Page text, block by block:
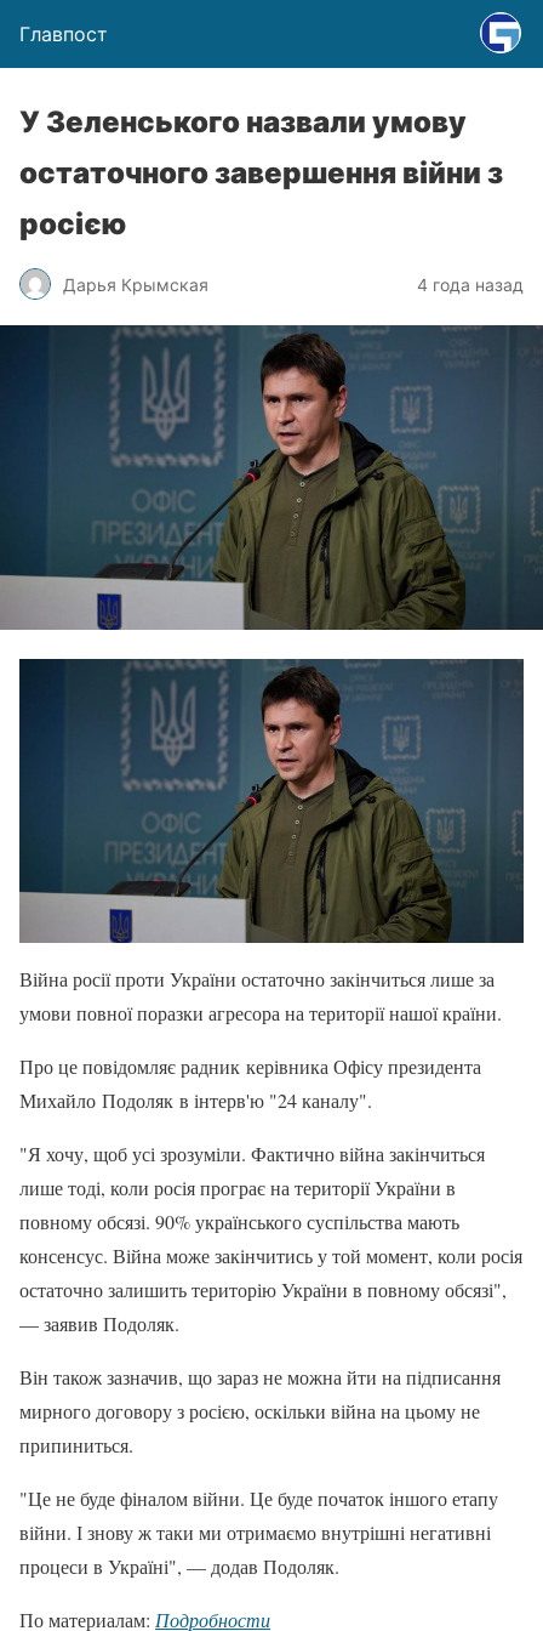
Главпост
У Зеленського назвали умову
остаточного завершення війни з
росією
Дарья Крымская 4 года назад
Війна росії проти України остаточно закінчиться лише за
умови повної поразки агресора на території нашої країни.
Про це повідомляє радник керівника Офісу президента
Михайло Подоляк в інтерв'ю "24 каналу".
"Я хочу, щоб усі зрозуміли. Фактично війна закінчиться
лише тоді, коли росія програє на території України в
повному обсязі. 90% українського суспільства мають
консенсус. Війна може закінчитись у той момент, коли росія
остаточно залишить територію України в повному обсязі",
— заявив Подоляк.
Він також зазначив, що зараз не можна йти на підписання
мирного договору з росією, оскільки війна на цьому не
припиниться.
"Це не буде фіналом війни. Це буде початок іншого етапу
війни. І знову ж таки ми отримаємо внутрішні негативні
процеси в Україні", — додав Подоляк.
По материалам: Подробности